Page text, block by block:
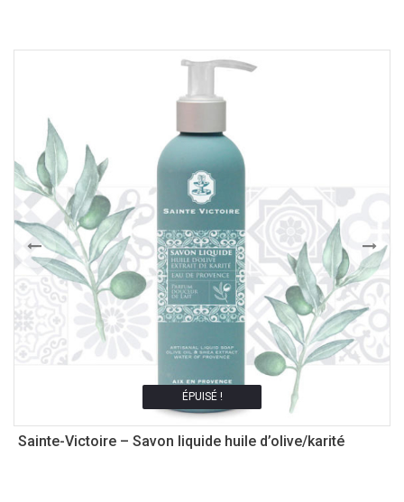
ÉPUISÉ !
Sainte-Victoire – Savon liquide huile d’olive/karité